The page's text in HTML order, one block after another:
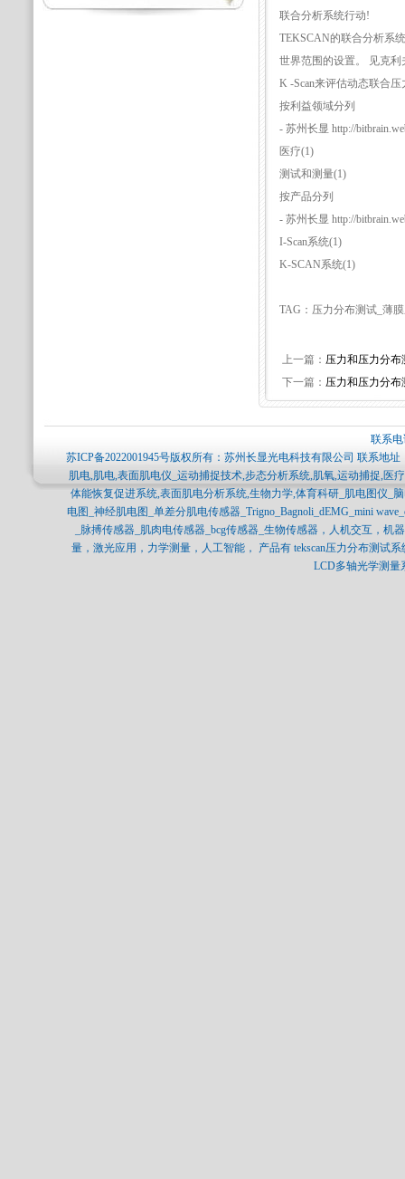
联合分析系统行动!
TEKSCAN的联合分析系
世界范围的设置。 见克
K -Scan来评估动态联合压
按利益领域分列
- 苏州长显 http://
医疗(1)
测试和测量(1)
按产品分列
- 苏州长显 http://
I-Scan系统(1)
K-SCAN系统(1)
TAG：压力分布测试_薄
上一篇： 压力和压力分布
下一篇： 压力和压力分布
联系
苏ICP备2022001945号版权所有：苏州长显光电科技有限公司 联系地
肌电,肌电,表面肌电仪_运动捕捉技术,步态分析系统,肌氧,运动捕捉,医
体能恢复促进系统,表面肌电分析系统,生物力学,体育科研_肌电图仪_
电图_神经肌电图_单差分肌电传感器_Trigno_Bagnoli_dEMG_mini
_脉搏传感器_肌肉电传感器_bcg传感器_生物传感器，人机交互，
量，激光应用，力学测量，人工智能， 产品有 tekscan压力分布测试
LCD多轴光学测量